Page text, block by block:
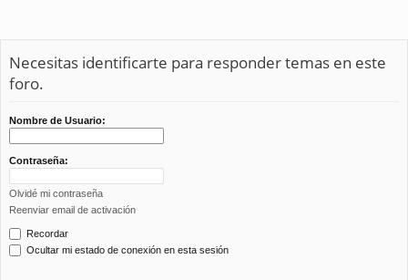
Necesitas identificarte para responder temas en este
foro.
Nombre de Usuario:
Contraseña:
Olvidé mi contraseña
Reenviar email de activación
Recordar
Ocultar mi estado de conexión en esta sesión